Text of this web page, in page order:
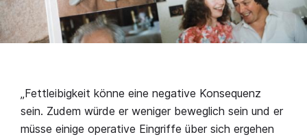
„Fettleibigkeit könne eine negative Konsequenz
sein. Zudem würde er weniger beweglich sein und er
müsse einige operative Eingriffe über sich ergehen